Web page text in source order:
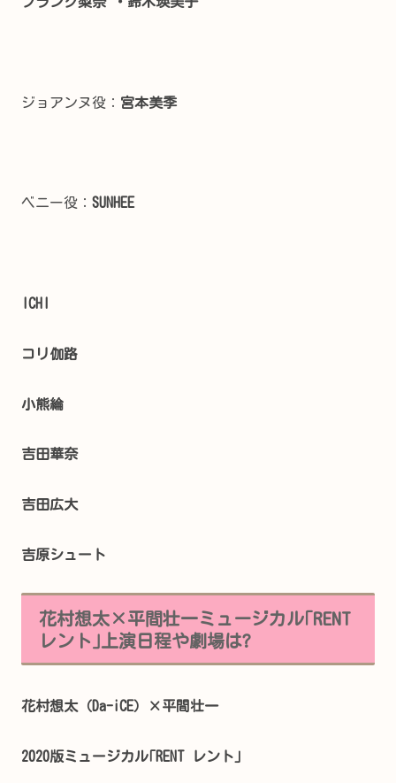
ジョアンヌ役： 宮本美季
ベニー役： SUNHEE
ICHI
コリ伽路
小熊綸
吉田華奈
吉田広大
吉原シュート
花村想太×平間壮一ミュージカル｢RENT
レント｣上演日程や劇場は?
花村想太（Da-iCE）×平間壮一
2020版ミュージカル｢RENT レント｣